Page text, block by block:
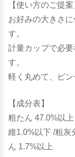
【使い方のご提案
お好みの大きさ
す。
計量カップで必
す。
軽く丸めて、ピン
【成分表】
粗たん 47.0%以
維1.0%以下 /粗灰
ん 1.7%以上